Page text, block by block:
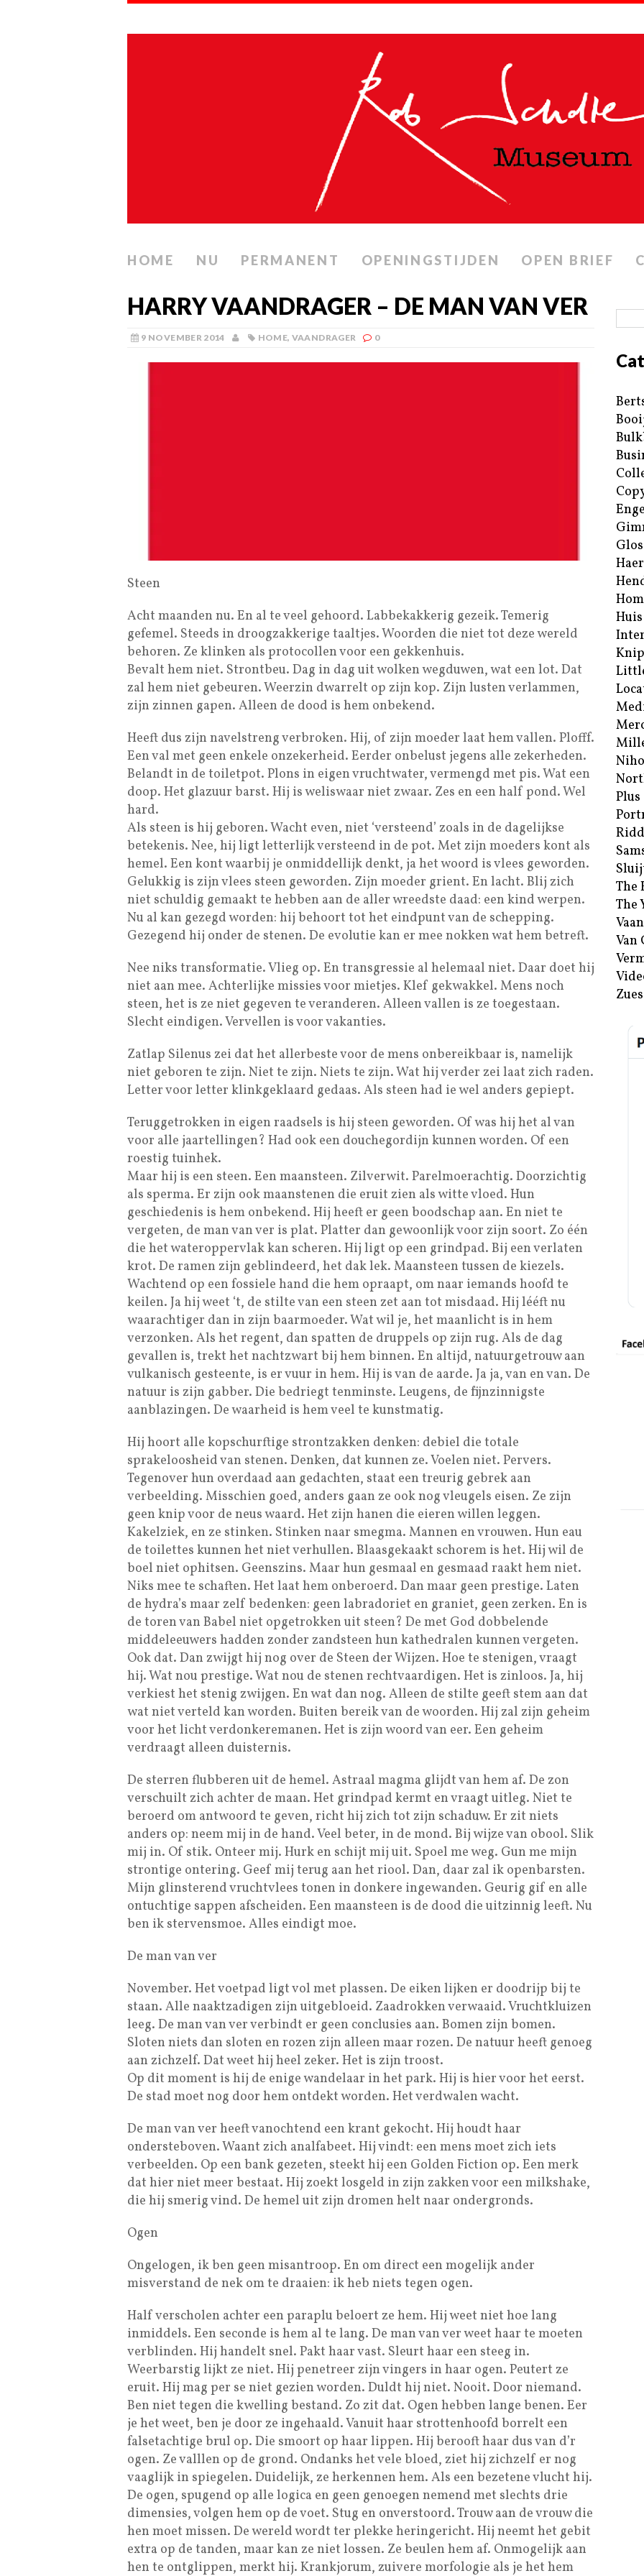
HOME NU PERMANENT OPENINGSTIJDEN OPEN BRIEF
HARRY VAANDRAGER – DE MAN VAN VER
9 NOVEMBER 2014 HOME, VAANDRAGER 0
Steen
Acht maanden nu. En al te veel gehoord. Labbekakkerig gezeik. Temerig
gefemel. Steeds in droogzakkerige taaltjes. Woorden die niet tot deze wereld
behoren. Ze klinken als protocollen voor een gekkenhuis.
Bevalt hem niet. Strontbeu. Dag in dag uit wolken wegduwen, wat een lot. Dat
zal hem niet gebeuren. Weerzin dwarrelt op zijn kop. Zijn lusten verlammen,
zijn zinnen gapen. Alleen de dood is hem onbekend.
Heeft dus zijn navelstreng verbroken. Hij, of zijn moeder laat hem vallen. Plofff.
Een val met geen enkele onzekerheid. Eerder onbelust jegens alle zekerheden.
Belandt in de toiletpot. Plons in eigen vruchtwater, vermengd met pis. Wat een
doop. Het glazuur barst. Hij is weliswaar niet zwaar. Zes en een half pond. Wel
hard.
Als steen is hij geboren. Wacht even, niet ‘versteend’ zoals in de dagelijkse
betekenis. Nee, hij ligt letterlijk versteend in de pot. Met zijn moeders kont als
hemel. Een kont waarbij je onmiddellijk denkt, ja het woord is vlees geworden.
Gelukkig is zijn vlees steen geworden. Zijn moeder grient. En lacht. Blij zich
niet schuldig gemaakt te hebben aan de aller wreedste daad: een kind werpen.
Nu al kan gezegd worden: hij behoort tot het eindpunt van de schepping.
Gezegend hij onder de stenen. De evolutie kan er mee nokken wat hem betreft.
Nee niks transformatie. Vlieg op. En transgressie al helemaal niet. Daar doet hij
niet aan mee. Achterlijke missies voor mietjes. Klef gekwakkel. Mens noch
steen, het is ze niet gegeven te veranderen. Alleen vallen is ze toegestaan.
Slecht eindigen. Vervellen is voor vakanties.
Zatlap Silenus zei dat het allerbeste voor de mens onbereikbaar is, namelijk
niet geboren te zijn. Niet te zijn. Niets te zijn. Wat hij verder zei laat zich raden.
Letter voor letter klinkgeklaard gedaas. Als steen had ie wel anders gepiept.
Teruggetrokken in eigen raadsels is hij steen geworden. Of was hij het al van
voor alle jaartellingen? Had ook een douchegordijn kunnen worden. Of een
roestig tuinhek.
Maar hij is een steen. Een maansteen. Zilverwit. Parelmoerachtig. Doorzichtig
als sperma. Er zijn ook maanstenen die eruit zien als witte vloed. Hun
geschiedenis is hem onbekend. Hij heeft er geen boodschap aan. En niet te
vergeten, de man van ver is plat. Platter dan gewoonlijk voor zijn soort. Zo één
die het wateroppervlak kan scheren. Hij ligt op een grindpad. Bij een verlaten
krot. De ramen zijn geblindeerd, het dak lek. Maansteen tussen de kiezels.
Wachtend op een fossiele hand die hem opraapt, om naar iemands hoofd te
keilen. Ja hij weet ‘t, de stilte van een steen zet aan tot misdaad. Hij lééft nu
waarachtiger dan in zijn baarmoeder. Wat wil je, het maanlicht is in hem
verzonken. Als het regent, dan spatten de druppels op zijn rug. Als de dag
gevallen is, trekt het nachtzwart bij hem binnen. En altijd, natuurgetrouw aan
vulkanisch gesteente, is er vuur in hem. Hij is van de aarde. Ja ja, van en van. De
natuur is zijn gabber. Die bedriegt tenminste. Leugens, de fijnzinnigste
aanblazingen. De waarheid is hem veel te kunstmatig.
Hij hoort alle kopschurftige strontzakken denken: debiel die totale
sprakeloosheid van stenen. Denken, dat kunnen ze. Voelen niet. Pervers.
Tegenover hun overdaad aan gedachten, staat een treurig gebrek aan
verbeelding. Misschien goed, anders gaan ze ook nog vleugels eisen. Ze zijn
geen knip voor de neus waard. Het zijn hanen die eieren willen leggen.
Kakelziek, en ze stinken. Stinken naar smegma. Mannen en vrouwen. Hun eau
de toilettes kunnen het niet verhullen. Blaasgekaakt schorem is het. Hij wil de
boel niet ophitsen. Geenszins. Maar hun gesmaal en gesmaad raakt hem niet.
Niks mee te schaften. Het laat hem onberoerd. Dan maar geen prestige. Laten
de hydra’s maar zelf bedenken: geen labradoriet en graniet, geen zerken. En is
de toren van Babel niet opgetrokken uit steen? De met God dobbelende
middeleeuwers hadden zonder zandsteen hun kathedralen kunnen vergeten.
Ook dat. Dan zwijgt hij nog over de Steen der Wijzen. Hoe te stenigen, vraagt
hij. Wat nou prestige. Wat nou de stenen rechtvaardigen. Het is zinloos. Ja, hij
verkiest het stenig zwijgen. En wat dan nog. Alleen de stilte geeft stem aan dat
wat niet verteld kan worden. Buiten bereik van de woorden. Hij zal zijn geheim
voor het licht verdonkeremanen. Het is zijn woord van eer. Een geheim
verdraagt alleen duisternis.
De sterren flubberen uit de hemel. Astraal magma glijdt van hem af. De zon
verschuilt zich achter de maan. Het grindpad kermt en vraagt uitleg. Niet te
beroerd om antwoord te geven, richt hij zich tot zijn schaduw. Er zit niets
anders op: neem mij in de hand. Veel beter, in de mond. Bij wijze van obool. Slik
mij in. Of stik. Onteer mij. Hurk en schijt mij uit. Spoel me weg. Gun me mijn
strontige ontering. Geef mij terug aan het riool. Dan, daar zal ik openbarsten.
Mijn glinsterend vruchtvlees tonen in donkere ingewanden. Geurig gif en alle
ontuchtige sappen afscheiden. Een maansteen is de dood die uitzinnig leeft. Nu
ben ik stervensmoe. Alles eindigt moe.
De man van ver
November. Het voetpad ligt vol met plassen. De eiken lijken er doodrijp bij te
staan. Alle naaktzadigen zijn uitgebloeid. Zaadrokken verwaaid. Vruchtkluizen
leeg. De man van ver verbindt er geen conclusies aan. Bomen zijn bomen.
Sloten niets dan sloten en rozen zijn alleen maar rozen. De natuur heeft genoeg
aan zichzelf. Dat weet hij heel zeker. Het is zijn troost.
Op dit moment is hij de enige wandelaar in het park. Hij is hier voor het eerst.
De stad moet nog door hem ontdekt worden. Het verdwalen wacht.
De man van ver heeft vanochtend een krant gekocht. Hij houdt haar
ondersteboven. Waant zich analfabeet. Hij vindt: een mens moet zich iets
verbeelden. Op een bank gezeten, steekt hij een Golden Fiction op. Een merk
dat hier niet meer bestaat. Hij zoekt losgeld in zijn zakken voor een milkshake,
die hij smerig vind. De hemel uit zijn dromen helt naar ondergronds.
Ogen
Ongelogen, ik ben geen misantroop. En om direct een mogelijk ander
misverstand de nek om te draaien: ik heb niets tegen ogen.
Half verscholen achter een paraplu beloert ze hem. Hij weet niet hoe lang
inmiddels. Een seconde is hem al te lang. De man van ver weet haar te moeten
verblinden. Hij handelt snel. Pakt haar vast. Sleurt haar een steeg in.
Weerbarstig lijkt ze niet. Hij penetreer zijn vingers in haar ogen. Peutert ze
eruit. Hij mag per se niet gezien worden. Duldt hij niet. Nooit. Door niemand.
Ben niet tegen die kwelling bestand. Zo zit dat. Ogen hebben lange benen. Eer
je het weet, ben je door ze ingehaald. Vanuit haar strottenhoofd borrelt een
falsetachtige brul op. Die smoort op haar lippen. Hij berooft haar dus van d’r
ogen. Ze valllen op de grond. Ondanks het vele bloed, ziet hij zichzelf er nog
vaaglijk in spiegelen. Duidelijk, ze herkennen hem. Als een bezetene vlucht hij.
De ogen, spugend op alle logica en geen genoegen nemend met slechts drie
dimensies, volgen hem op de voet. Stug en onverstoord. Trouw aan de vrouw die
hen moet missen. De wereld wordt ter plekke heringericht. Hij neemt het gebit
extra op de tanden, maar kan ze niet lossen. Ze beulen hem af. Onmogelijk aan
hen te ontglippen, merkt hij. Krankjorum, zuivere morfologie als je het hem
Plus
The
The
Van